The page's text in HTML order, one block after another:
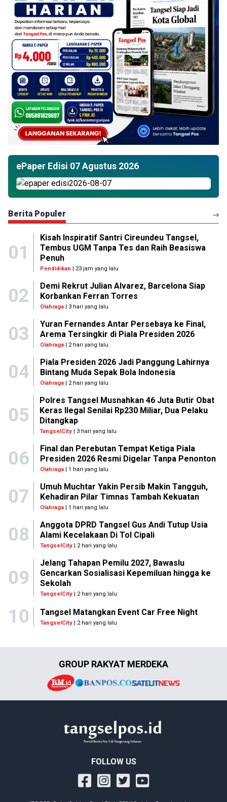
ePaper Edisi 07 Agustus 2026
Berita Populer
01
Kisah Inspiratif Santri Cireundeu Tangsel,
Tembus UGM Tanpa Tes dan Raih Beasiswa
Penuh
Pendidikan | 23 jam yang lalu
02
Demi Rekrut Julian Alvarez, Barcelona Siap
Korbankan Ferran Torres
Olahraga| 3 hari yang lalu
03
Yuran Fernandes Antar Persebaya ke Final,
Arema Tersingkir di Piala Presiden 2026
Olahraga| 2 hari yang lalu
04
Piala Presiden 2026 Jadi Panggung Lahirnya
Bintang Muda Sepak Bola Indonesia
Olahraga| 2 hari yang lalu
05
Polres Tangsel Musnahkan 46 Juta Butir Obat
Keras Ilegal Senilai Rp230 Miliar, Dua Pelaku
Ditangkap
TangselCity | 3 hari yang lalu
06
Final dan Perebutan Tempat Ketiga Piala
Presiden 2026 Resmi Digelar Tanpa Penonton
Olahraga| 1 hari yang lalu
07
Umuh Muchtar Yakin Persib Makin Tangguh,
Kehadiran Pilar Timnas Tambah Kekuatan
Olahraga| 1 hari yang lalu
08
Anggota DPRD Tangsel Gus Andi Tutup Usia
Alami Kecelakaan Di Tol Cipali
TangselCity| 2 hari yang lalu
09
Jelang Tahapan Pemilu 2027, Bawaslu
Gencarkan Sosialisasi Kepemiluan hingga ke
Sekolah
TangselCity| 2 hari yang lalu
10 Tangsel Matangkan Event Car Free Night
TangselCity | 2 hari yang lalu
GROUP RAKYAT MERDEKA
FOLLOW US